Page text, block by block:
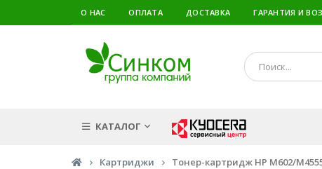
О НАС ОПЛАТА ДОСТАВКА ГАРАНТИЯ И
КАТАЛОГ
Картриджи Тонер-картридж HP M602/